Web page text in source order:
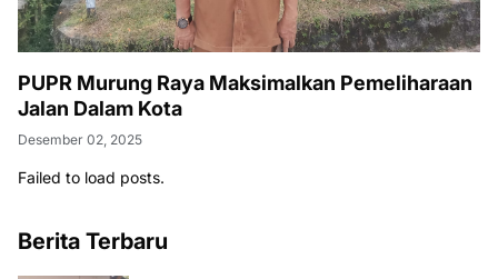
PUPR Murung Raya Maksimalkan Pemeliharaan
Jalan Dalam Kota
Desember 02, 2025
Failed to load posts.
Berita Terbaru